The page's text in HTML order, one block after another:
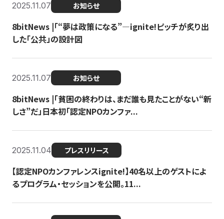
2025.11.07 お知らせ
8bitNews |「“夢は政策になる”—ignite!ピッチが炙り出
した「公共」の設計図
2025.11.07 お知らせ
8bitNews |「貧困の終わりは、まだ誰も見たことがない“新
しさ”だ」日本初「認定NPOカンファ...
2025.11.04 プレスリリース
【認定NPOカンファレンスignite!】40名以上のゲストによ
るプログラム・セッションを公開。11...